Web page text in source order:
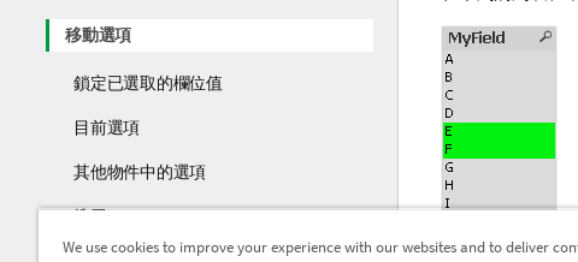
移動選項
鎖定已選取的欄位值
目前選項
其他物件中的選項
搜尋
We use cookies to improve your experience with our websites and to deliver